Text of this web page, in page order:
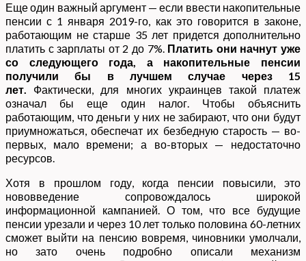
Еще один важный аргумент — если ввести накопительные
пенсии с 1 января 2019-го, как это говорится в законе,
работающим не старше 35 лет придется дополнительно
платить с зарплаты от 2 до 7%. Платить они начнут уже
со следующего года, а накопительные пенсии
получили бы в лучшем случае через 15
лет. Фактически, для многих украинцев такой платеж
означал бы еще один налог. Чтобы объяснить
работающим, что деньги у них не забирают, что они будут
приумножаться, обеспечат их безбедную старость — во-
первых, мало времени; а во-вторых — недостаточно
ресурсов.
Хотя в прошлом году, когда пенсии повысили, это
нововведение сопровождалось широкой
информационной кампанией. О том, что все будущие
пенсии урезали и через 10 лет только половина 60-летних
сможет выйти на пенсию вовремя, чиновники умолчали,
но зато очень подробно описали механизм